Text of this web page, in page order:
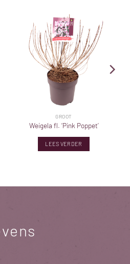
GROOT
Weigela fl. ‘Pink Poppet’
LEES VERDER